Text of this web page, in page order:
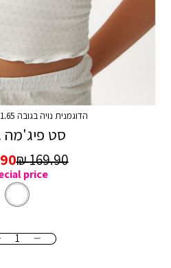
סט פיג'מה
₪
מחיר
רגיל
169.90 ₪
price
הדוגמנית נויה בגובה 1.65 לובשת מידה S